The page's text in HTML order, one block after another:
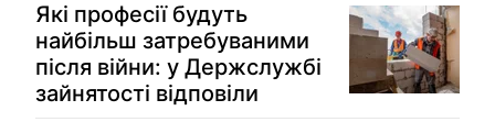
Які професії будуть
найбільш затребуваними
після війни: у Держслужбі
зайнятості відповіли